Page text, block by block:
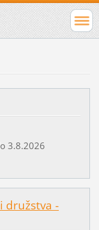
3.8.2026
družstva -